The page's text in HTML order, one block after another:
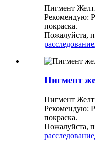
Пигмент
Рекомендую:
покраска.
Пожалуйста,
расследование
Пигмент
Пигмент
Рекомендую:
покраска.
Пожалуйста,
расследование